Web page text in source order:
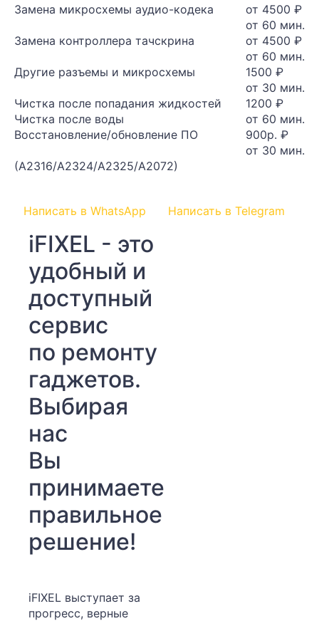
Замена микросхемы аудио-кодека
от 4500 ₽
от 60 мин.
Замена контроллера тачскрина
от 4500 ₽
от 60 мин.
Другие разъемы и микросхемы
1500 ₽
от 30 мин.
Чистка после попадания жидкостей
Чистка после воды
1200 ₽
от 60 мин.
Восстановление/обновление ПО
900р. ₽
от 30 мин.
(A2316/A2324/A2325/A2072)
Написать в WhatsApp Написать в Telegram
iFIXEL - это
удобный и
доступный
сервис
по ремонту
гаджетов.
Выбирая
нас
Вы
принимаете
правильное
решение!
iFIXEL выступает за
прогресс, верные